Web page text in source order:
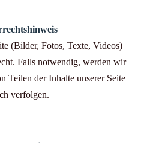
(Bilder, Fotos, Texte, Videos)
Falls notwendig, werden wir
Teilen der Inhalte unserer Seite
verfolgen.